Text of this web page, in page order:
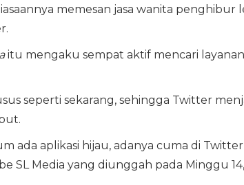
memesan jasa wanita penghibur
itu mengaku sempat aktif mencari layanan
seperti sekarang, sehingga Twitter
ada aplikasi hijau, adanya cuma di Twitter
SL Media yang diunggah pada Minggu 14,